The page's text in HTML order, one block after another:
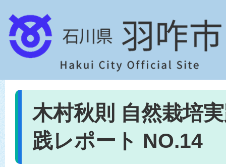
木村秋則 自然栽培
践レポート NO.14